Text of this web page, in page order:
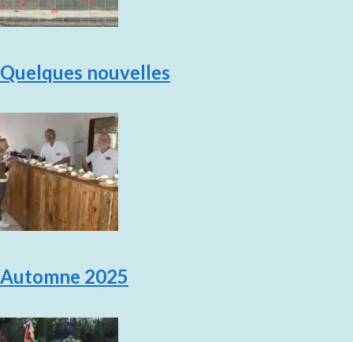
Quelques nouvelles
Automne 2025